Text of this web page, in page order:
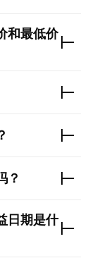
和最低价
？
日期是什